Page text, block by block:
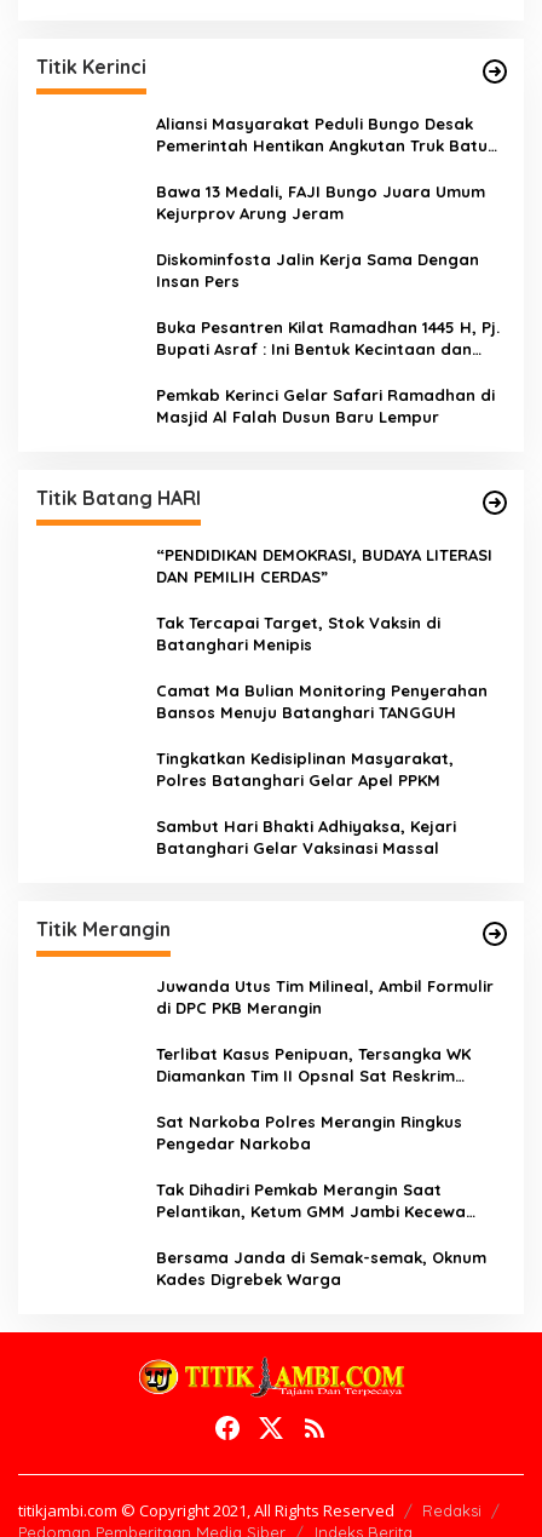
Titik Kerinci
Aliansi Masyarakat Peduli Bungo Desak
Pemerintah Hentikan Angkutan Truk Batu
Bawa 13 Medali, FAJI Bungo Juara Umum
Kejurprov Arung Jeram
Diskominfosta Jalin Kerja Sama Dengan
Insan Pers
Buka Pesantren Kilat Ramadhan 1445 H, Pj.
Bupati Asraf : Ini Bentuk Kecintaan dan
Kerinci
Pemkab Kerinci Gelar Safari Ramadhan di
Masjid Al Falah Dusun Baru Lempur
Titik Batang HARI
“PENDIDIKAN DEMOKRASI, BUDAYA LITERASI
DAN PEMILIH CERDAS”
Tak Tercapai Target, Stok Vaksin di
Batanghari Menipis
Camat Ma Bulian Monitoring Penyerahan
Bansos Menuju Batanghari TANGGUH
Tingkatkan Kedisiplinan Masyarakat,
Polres Batanghari Gelar Apel PPKM
Sambut Hari Bhakti Adhiyaksa, Kejari
Batanghari Gelar Vaksinasi Massal
Titik Merangin
Juwanda Utus Tim Milineal, Ambil Formulir
di DPC PKB Merangin
Terlibat Kasus Penipuan, Tersangka WK
Diamankan Tim II Opsnal Sat Reskrim
Sat Narkoba Polres Merangin Ringkus
Pengedar Narkoba
Tak Dihadiri Pemkab Merangin Saat
Pelantikan, Ketum GMM Jambi Kecewa
Bersama Janda di Semak-semak, Oknum
Kades Digrebek Warga
titikjambi.com © Copyright 2021, All Rights Reserved
Redaksi
Pedoman Pemberitaan Media Siber
Indeks Berita